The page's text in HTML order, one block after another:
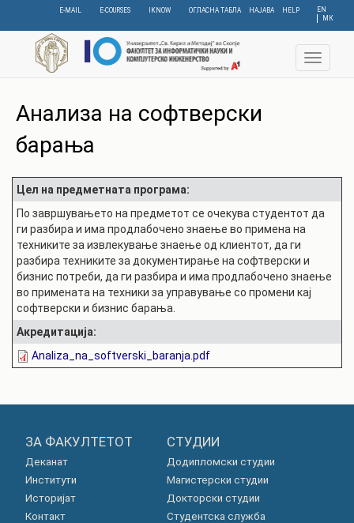
content
EN
МК
E-MAIL E-COURSES IKNOW ОГЛАСНА ТАБЛА НАЈАВА HELP
Toggle
Анализа на софтверски
барања
Цел на предметната програма:
По завршувањето на предметот се очекува студентот да
ги разбира и има продлабочено знаење во примена на
техниките за извлекување знаење од клиентот, да ги
разбира техниките за документирање на софтверски и
бизнис потреби, да ги разбира и има продлабочено знаење
во примената на техники за управување со промени кај
софтверски и бизнис барања.
Акредитација:
Analiza_na_softverski_baranja.pdf
ЗА ФАКУЛТЕТОТ
Деканат
Институти
Историјат
Контакт
СТУДИИ
Додипломски студии
Магистерски студии
Докторски студии
Студентска служба